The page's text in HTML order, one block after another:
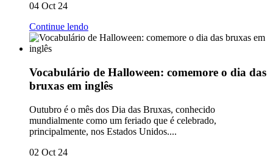
04 Oct 24
Continue lendo
Vocabulário de Halloween: comemore o dia das
bruxas em inglês
Outubro é o mês dos Dia das Bruxas, conhecido
mundialmente como um feriado que é celebrado,
principalmente, nos Estados Unidos....
02 Oct 24